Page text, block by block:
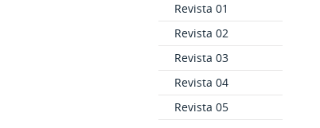
Revista 01
Revista 02
Revista 03
Revista 04
Revista 05